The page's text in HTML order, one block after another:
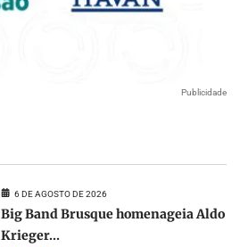
Publicidade
6 DE AGOSTO DE 2026
Big Band Brusque homenageia Aldo
Krieger...